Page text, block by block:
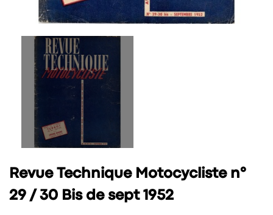
Revue Technique Motocycliste n°
29 / 30 Bis de sept 1952